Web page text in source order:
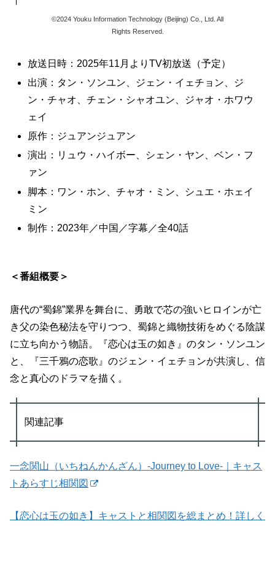
©2024 Youku Information Technology (Beijing) Co., Ltd. All
Rights Reserved.
放送日時：2025年11月よりTV初放送（予定）
出演：タン・ソンユン、ジェン・イェチョン、ジ
ン・チャオ、チェン・シャオユン、ジャオ・ホワウ
ェイ
原作：ジュアンジュアン
演出：リュウ・ハイボー、シェン・ヤン、ベン・フ
ァン
脚本：ワン・ホン、チャオ・ミン、シュエ・ホェイ
ミン
制作：2023年／中国／字幕／全40話
＜番組概要＞
唐代の“蜀錦”業界を舞台に、勇敢で芯の強いヒロインが亡
き父の染色秘法を守りつつ、蜀錦と織物技術をめぐる陰謀
に立ち向かう物語。『恋心は玉の如き』のタン・ソンユン
と、『三千鴉の恋歌』のジェン・イェチョンが共演し、信
念と真心のドラマを描く。
関連記事
一念関山（いちねんかんざん）-Journey to Love-｜キャス
トあらすじ相関図
【恋心は玉の如き】キャストと相関図を総まとめ！詳しく